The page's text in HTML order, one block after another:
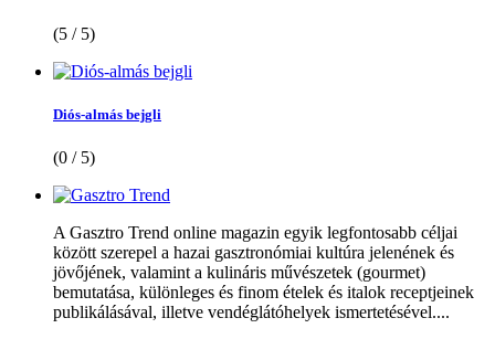
(5 / 5)
Diós-almás bejgli
(0 / 5)
A Gasztro Trend online magazin egyik legfontosabb céljai
között szerepel a hazai gasztronómiai kultúra jelenének és
jövőjének, valamint a kulináris művészetek (gourmet)
bemutatása, különleges és finom ételek és italok receptjeinek
publikálásával, illetve vendéglátóhelyek ismertetésével....